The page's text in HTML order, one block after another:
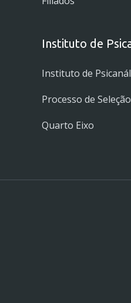
Instituto de
Instituto de
Processo de Seleção
Quarto Eixo